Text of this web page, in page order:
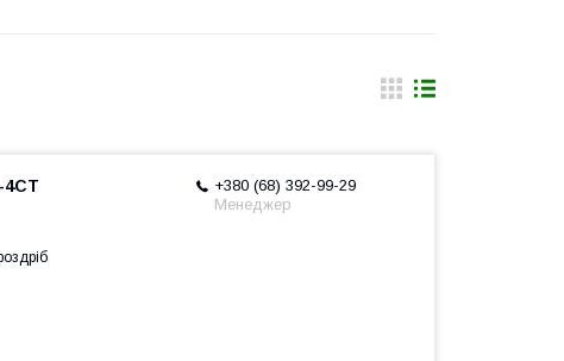
+380 (68) 392-99-29
Менеджер